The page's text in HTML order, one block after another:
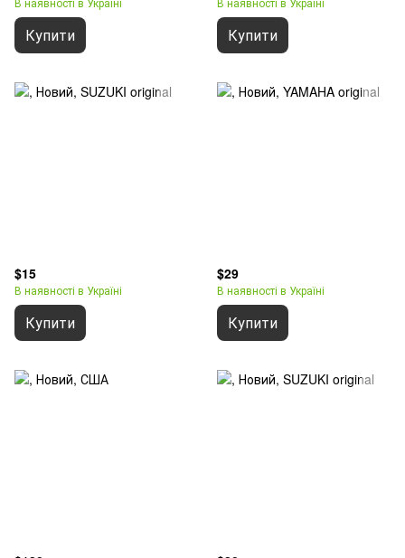
Купити Купити
$15
В наявності в Україні
Купити
$29
В наявності в Україні
Купити